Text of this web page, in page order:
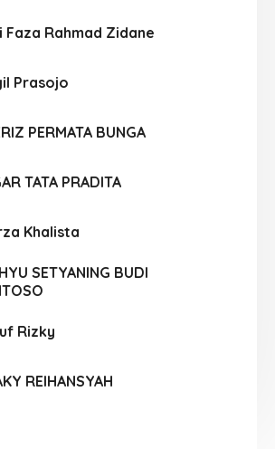
Faza Rahmad Zidane
Prasojo
PERMATA BUNGA
TATA PRADITA
Khalista
SETYANING BUDI
Rizky
REIHANSYAH